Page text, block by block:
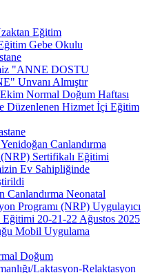
Eğitim
Gebe Okulu
"ANNE DOSTU
Unvanı Almıştır
Normal Doğum Haftası
Düzenlenen Hizmet İçi Eğitim
Yenidoğan Canlandırma
(NRP) Sertifikalı Eğitimi
Ev Sahipliğinde
Canlandırma Neonatal
Programı (NRP) Uygulayıcı
Eğitimi 20-21-22 Ağustos 2025
Mobil Uygulama
Doğum
Laktasyon-Relaktasyon